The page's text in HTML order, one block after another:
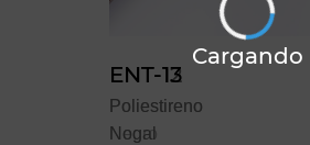
ENT-12
Poliestireno
Negro
ENT-13
Poliestireno
Nogal
Cargando